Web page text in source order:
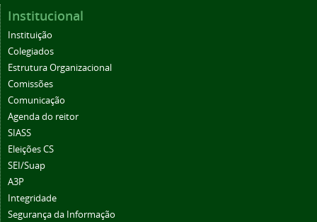
Institucional
Instituição
Colegiados
Estrutura Organizacional
Comissões
Comunicação
Agenda do reitor
SIASS
Eleições CS
SEI/Suap
A3P
Integridade
Segurança da Informação